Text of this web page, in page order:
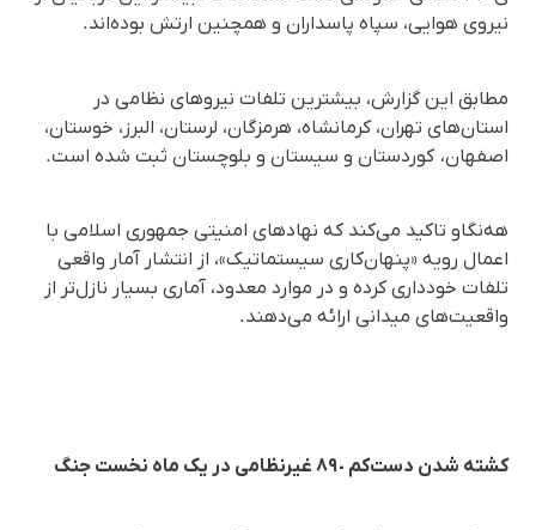
نیروی هوایی، سپاه پاسداران و همچنین ارتش بوده‌اند.
مطابق این گزارش، بیشترین تلفات نیروهای نظامی در
استان‌های تهران، کرمانشاه، هرمزگان، لرستان، البرز، خوستان،
اصفهان، کوردستان و سیستان و بلوچستان ثبت شده است.
هه‌نگاو تاکید می‌کند که نهادهای امنیتی جمهوری اسلامی با
اعمال رویه «پنهان‌کاری سیستماتیک»، از انتشار آمار واقعی
تلفات خودداری کرده و در موارد معدود، آماری بسیار نازل‌تر از
واقعیت‌های میدانی ارائه می‌دهند.
کشته شدن دست‌کم ٨٩٠ غیرنظامی در یک ماه نخست جنگ